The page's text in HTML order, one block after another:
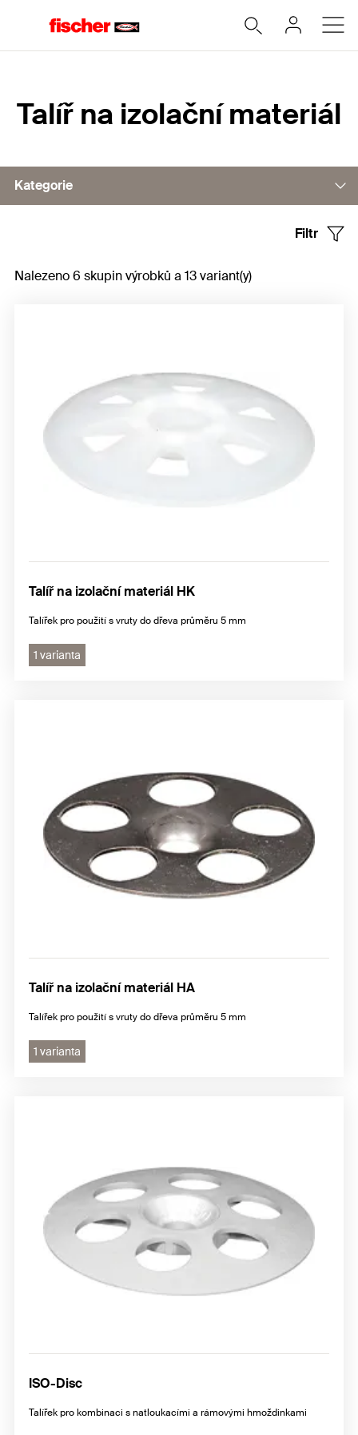
Talíř na izolační materiál
Kategorie
Kotoučové prvky pro standardní šrouby
Filtr
Nalezeno 6 skupin výrobků a 13 variant(y)
Talíř na izolační materiál HK
Talířek pro použití s vruty do dřeva průměru 5 mm
1 varianta
Talíř na izolační materiál HA
Talířek pro použití s vruty do dřeva průměru 5 mm
1 varianta
ISO-Disc
Talířek pro kombinaci s natloukacími a rámovými hmoždinkami